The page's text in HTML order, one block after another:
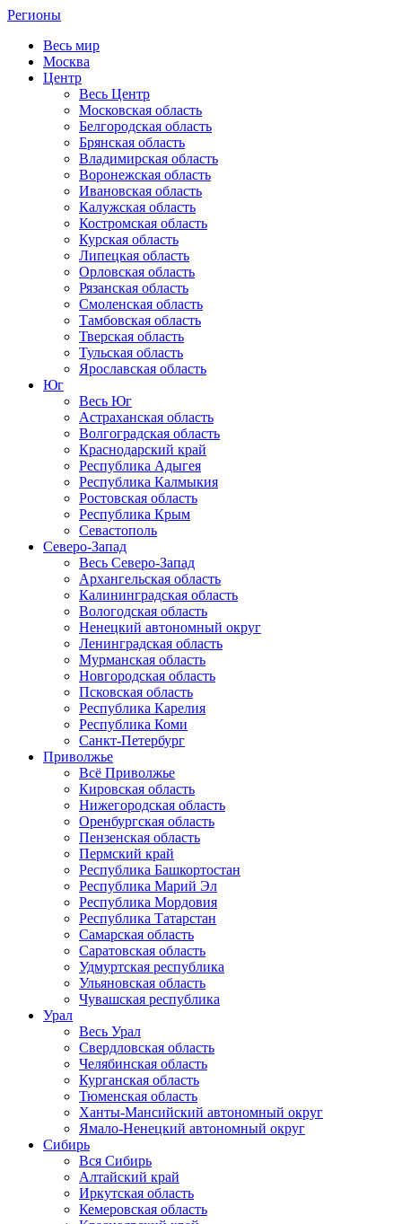
Регионы
Весь мир
Москва
Центр
Весь Центр
Московская область
Белгородская область
Брянская область
Владимирская область
Воронежская область
Ивановская область
Калужская область
Костромская область
Курская область
Липецкая область
Орловская область
Рязанская область
Смоленская область
Тамбовская область
Тверская область
Тульская область
Ярославская область
Юг
Весь Юг
Астраханская область
Волгоградская область
Краснодарский край
Республика Адыгея
Республика Калмыкия
Ростовская область
Республика Крым
Севастополь
Северо-Запад
Весь Северо-Запад
Архангельская область
Калининградская область
Вологодская область
Ненецкий автономный округ
Ленинградская область
Мурманская область
Новгородская область
Псковская область
Республика Карелия
Республика Коми
Санкт-Петербург
Приволжье
Всё Приволжье
Кировская область
Нижегородская область
Оренбургская область
Пензенская область
Пермский край
Республика Башкортостан
Республика Марий Эл
Республика Мордовия
Республика Татарстан
Самарская область
Саратовская область
Удмуртская республика
Ульяновская область
Чувашская республика
Урал
Весь Урал
Свердловская область
Челябинская область
Курганская область
Тюменская область
Ханты-Мансийский автономный округ
Ямало-Ненецкий автономный округ
Сибирь
Вся Сибирь
Алтайский край
Иркутская область
Кемеровская область